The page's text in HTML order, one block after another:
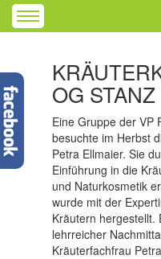
OG STANZ
Eine Gruppe der VP
besuchte im Herbst
Petra Ellmaier. Sie
Einführung in die
und Naturkosmetik
wurde mit der
Kräutern hergestellt.
lehrreicher
Kräuterfachfrau